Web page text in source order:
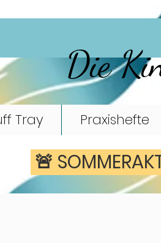
Die
Tray Praxishefte
🚨